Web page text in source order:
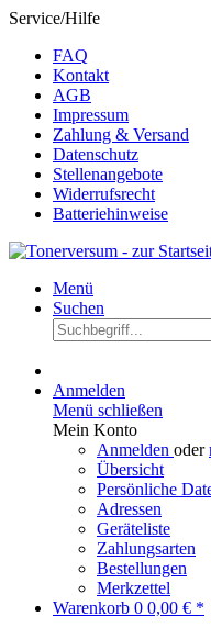
Service/Hilfe
FAQ
Kontakt
AGB
Impressum
Zahlung & Versand
Datenschutz
Stellenangebote
Widerrufsrecht
Batteriehinweise
Menü
Suchen
Anmelden
Menü schließen
Mein Konto
Anmelden oder
Übersicht
Persönliche
Adressen
Geräteliste
Zahlungsarten
Bestellungen
Merkzettel
Warenkorb 0 0,00 € *